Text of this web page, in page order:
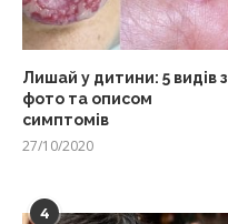
Лишай у дитини: 5 видів з
фото та описом
симптомів
27/10/2020
4